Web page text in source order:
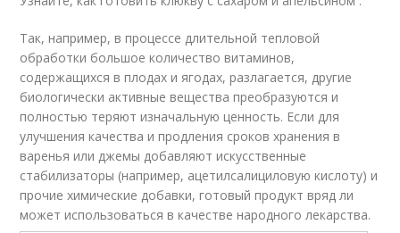
Так, например, в процессе длительной тепловой
обработки большое количество витаминов,
содержащихся в плодах и ягодах, разлагается, другие
биологически активные вещества преобразуются и
полностью теряют изначальную ценность. Если для
улучшения качества и продления сроков хранения в
варенья или джемы добавляют искусственные
стабилизаторы (например, ацетилсалициловую кислоту) и
прочие химические добавки, готовый продукт вряд ли
может использоваться в качестве народного лекарства.